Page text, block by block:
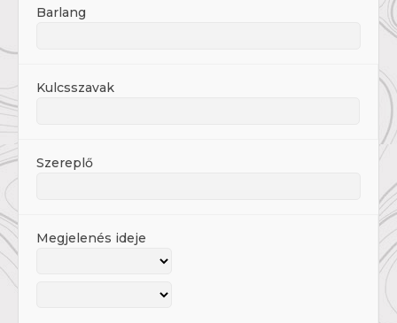
Barlang
Kulcsszavak
Szereplő
Megjelenés ideje